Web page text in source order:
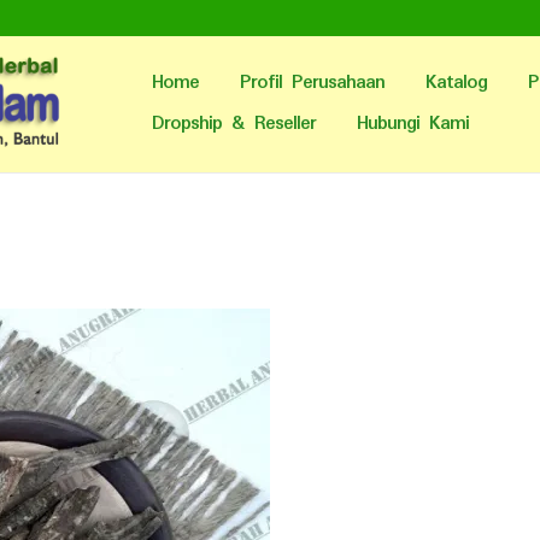
Home Profil Perusahaan Katalog
Dropship & Reseller
Hubungi Kami